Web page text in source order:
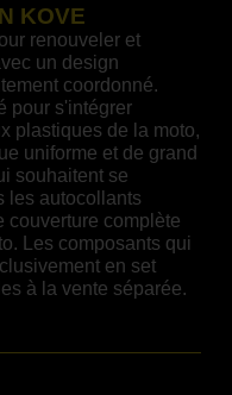
KOVE
renouveler et
un design
coordonné.
pour s'intégrer
plastiques de la moto,
uniforme et de grand
souhaitent se
les autocollants
couverture complète
Les composants qui
en set
à la vente séparée.